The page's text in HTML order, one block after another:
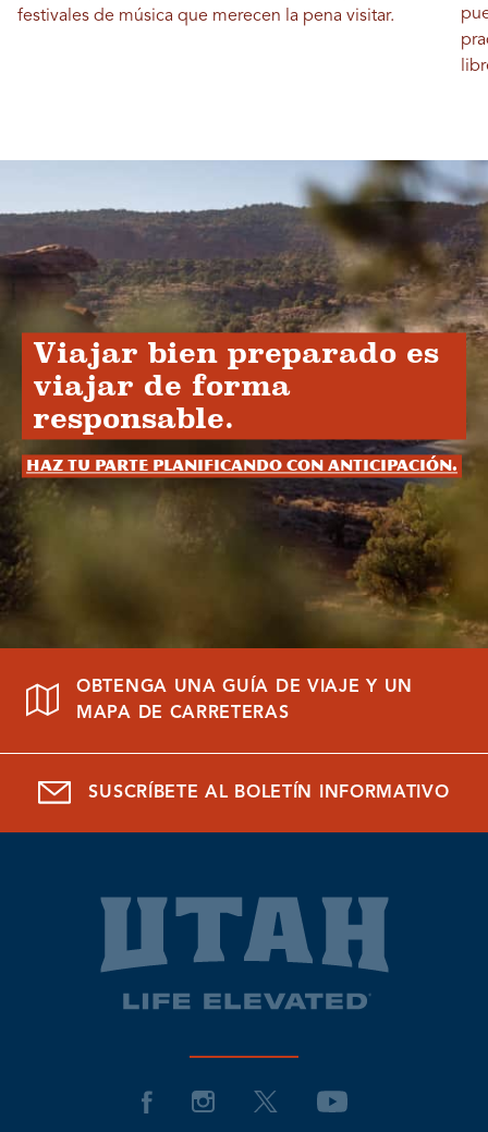
festivales de música que merecen la pena visitar.
Viajar bien preparado es
viajar de forma
responsable.
Haz tu parte planificando con anticipación.
OBTENGA UNA GUÍA DE VIAJE Y UN
MAPA DE CARRETERAS
SUSCRÍBETE AL BOLETÍN INFORMATIVO